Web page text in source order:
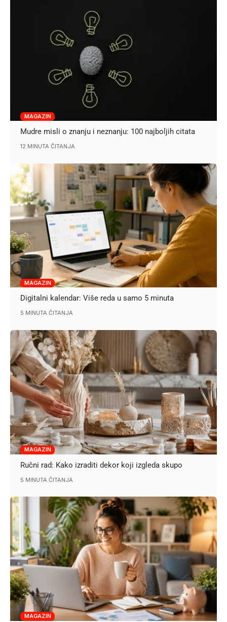
MAGAZIN
Mudre misli o znanju i neznanju: 100 najboljih citata
12 MINUTA ČITANJA
MAGAZIN
Digitalni kalendar: Više reda u samo 5 minuta
5 MINUTA ČITANJA
MAGAZIN
Ručni rad: Kako izraditi dekor koji izgleda skupo
5 MINUTA ČITANJA
MAGAZIN